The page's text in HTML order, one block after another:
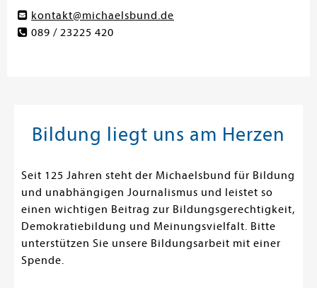
kontakt@michaelsbund.de
089 / 23225 420
Bildung liegt uns am Herzen
Seit 125 Jahren steht der Michaelsbund für Bildung
und unabhängigen Journalismus und leistet so
einen wichtigen Beitrag zur Bildungsgerechtigkeit,
Demokratiebildung und Meinungsvielfalt. Bitte
unterstützen Sie unsere Bildungsarbeit mit einer
Spende.